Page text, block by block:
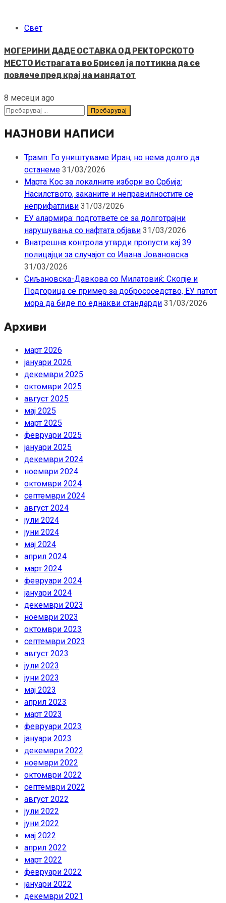
Свет
МОГЕРИНИ ДАДЕ ОСТАВКА ОД РЕКТОРСКОТО
МЕСТО Истрагата во Брисел ја поттикна да се
повлече пред крај на мандатот
8 месеци ago
Пребарувај
НАЈНОВИ НАПИСИ
Трамп: Го уништуваме Иран, но нема долго да
останеме 31/03/2026
Марта Кос за локалните избори во Србија:
Насилството, заканите и неправилностите се
неприфатливи 31/03/2026
ЕУ алармира: подгответе се за долготрајни
нарушувања со нафтата објави 31/03/2026
Внатрешна контрола утврди пропусти кај 39
полицајци за случајот со Ивана Јовановска
31/03/2026
Сиљановска-Давкова со Милатовиќ: Скопје и
Подгорица се пример за добрососедство, ЕУ патот
мора да биде по еднакви стандарди 31/03/2026
Архиви
март 2026
јануари 2026
декември 2025
октомври 2025
август 2025
мај 2025
март 2025
февруари 2025
јануари 2025
декември 2024
ноември 2024
октомври 2024
септември 2024
август 2024
јули 2024
јуни 2024
мај 2024
април 2024
март 2024
февруари 2024
јануари 2024
декември 2023
ноември 2023
октомври 2023
септември 2023
август 2023
јули 2023
јуни 2023
мај 2023
април 2023
март 2023
февруари 2023
јануари 2023
декември 2022
ноември 2022
октомври 2022
септември 2022
август 2022
јули 2022
јуни 2022
мај 2022
април 2022
март 2022
февруари 2022
јануари 2022
декември 2021